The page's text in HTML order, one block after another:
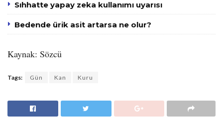
Sıhhatte yapay zeka kullanımı uyarısı
Bedende ürik asit artarsa ne olur?
Kaynak: Sözcü
Tags: Gün Kan Kuru